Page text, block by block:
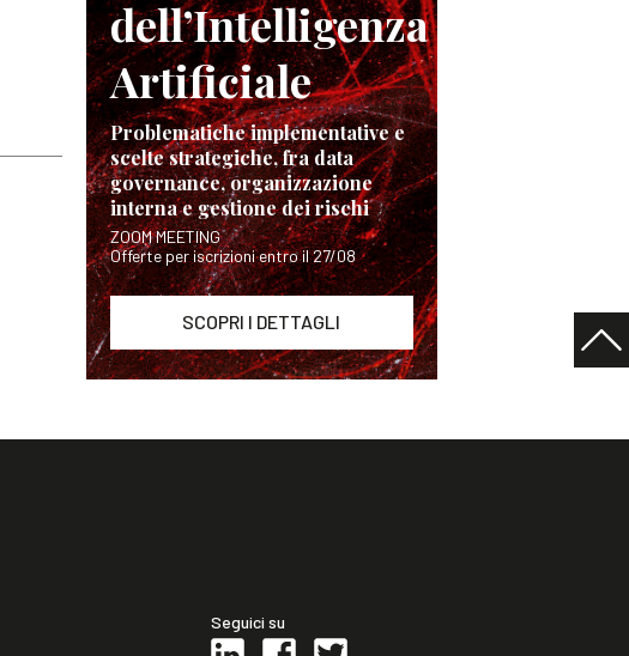
dell’Intelligenza
Artificiale
Problematiche implementative e
scelte strategiche, fra data
governance, organizzazione
interna e gestione dei rischi
ZOOM MEETING
Offerte per iscrizioni entro il 27/08
SCOPRI I DETTAGLI
Seguici su